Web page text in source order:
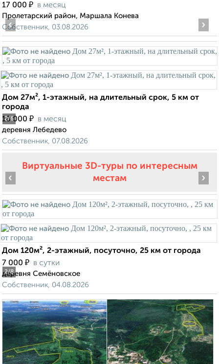
17 000 ₽ в месяц
Пролетарский район, Маршала Конева
Собственник, 03.08.2026
2/6
‹ ›
Дом 27м², 1-этажный, на длительный срок, 5 км от
города
10 000 ₽ в месяц
деревня Лебедево
Собственник, 07.08.2026
Виртуальные 3D-туры по интересным
местам
2/8
‹ ›
Дом 120м², 2-этажный, посуточно, 25 км от города
7 000 ₽ в сутки
деревня Семёновское
Собственник, 04.08.2026